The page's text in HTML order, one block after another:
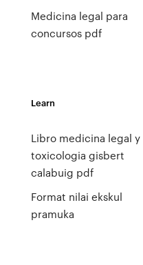
Medicina legal para
concursos pdf
Learn
Libro medicina legal y
toxicologia gisbert
calabuig pdf
Format nilai ekskul
pramuka